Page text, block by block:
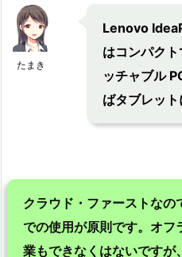
たまき
Lenovo
はコンパク
ッチャブル
ばタブレット
クラウド・ファーストなの
での使用が原則です。オフ
業もできなくはないですが